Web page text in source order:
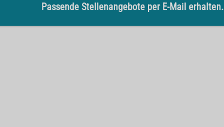
Passende Stellenangebote per E-Mail erhalten.